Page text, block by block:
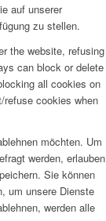
auf unserer
zu stellen.
the website, refusing
can block or delete
all cookies on
cookies when
möchten. Um
werden, erlauben
Sie können
um unsere Dienste
werden alle